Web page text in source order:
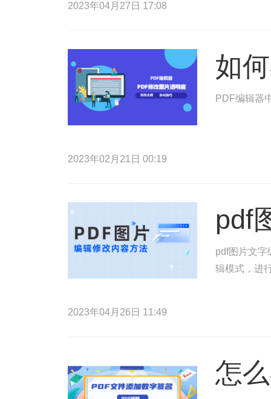
2023年04月27日 17:08
如
PDF编辑器
2023年02月21日 00:19
pdf
pdf图片文字
辑模式，进
2023年04月26日 11:49
怎